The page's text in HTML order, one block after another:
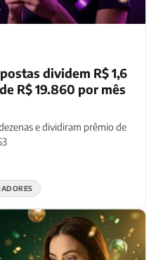
dividem R$ 1,6
R$ 19.860 por mês
e dividiram prêmio de